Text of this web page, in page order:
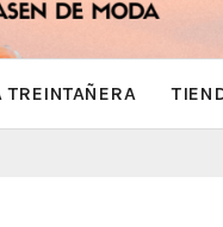
TREINTAÑERA